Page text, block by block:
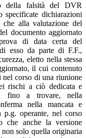
della falsità del DVR
specificate dichiarazioni
che alla valutazione del
documento aggiornato
di data certa del
esso da parte di F.F.,
eletto nella stessa
il cui contenuto
nel corso di una riunione
rischi a ciò dedicata e
fino a trovare, nella
nella mancata e
p.g. operante, nel corso
che anche la versione
solo quella originaria